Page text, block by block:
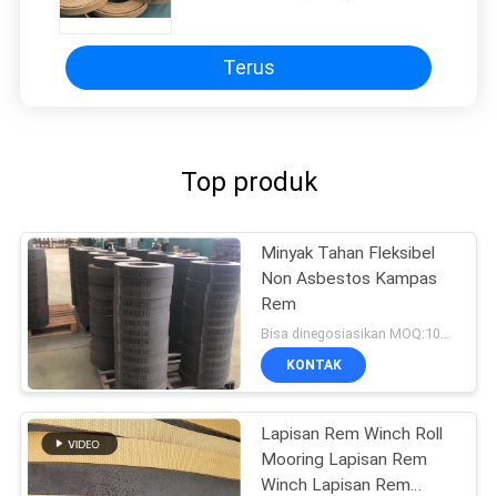
Terus
Top produk
Minyak Tahan Fleksibel
Non Asbestos Kampas
Rem
Bisa dinegosiasikan MOQ:100 Gulungan
KONTAK
Lapisan Rem Winch Roll
Mooring Lapisan Rem
Winch Lapisan Rem